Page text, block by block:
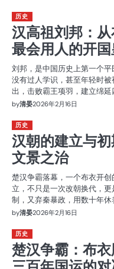
历史
汉高祖刘邦：
最会用人的开
刘邦，是中国历史上第一个平
没有过人学识，甚至年轻时
出，击败霸王项羽，建立绵延
by清晏2026年2月16日
历史
汉朝的建立与
文景之治
楚汉争霸落幕，一个布衣开
立，不只是一次改朝换代，
制，又弃秦暴政，用数十年休
by清晏2026年2月16日
历史
楚汉争霸：布